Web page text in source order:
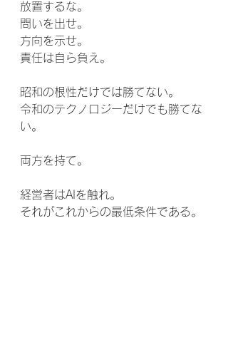
放置するな。
問いを出せ。
方向を示せ。
責任は自ら負え。
昭和の根性だけでは勝てない。
令和のテクノロジーだけでも勝てな
い。
両方を持て。
経営者はAIを触れ。
それがこれからの最低条件である。